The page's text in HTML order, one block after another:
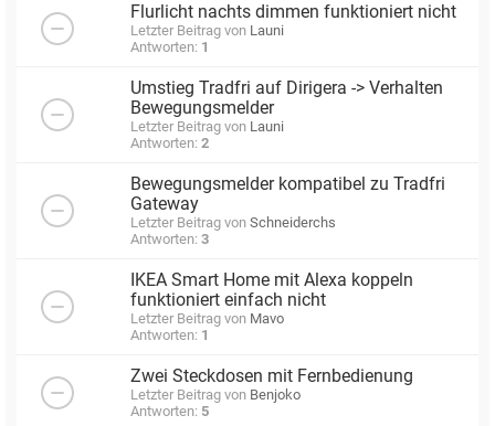
Flurlicht nachts dimmen funktioniert nicht
Letzter Beitrag von Launi
Antworten: 1
Umstieg Tradfri auf Dirigera -> Verhalten
Bewegungsmelder
Letzter Beitrag von Launi
Antworten: 2
Bewegungsmelder kompatibel zu Tradfri
Gateway
Letzter Beitrag von Schneiderchs
Antworten: 3
IKEA Smart Home mit Alexa koppeln
funktioniert einfach nicht
Letzter Beitrag von Mavo
Antworten: 1
Zwei Steckdosen mit Fernbedienung
Letzter Beitrag von Benjoko
Antworten: 5